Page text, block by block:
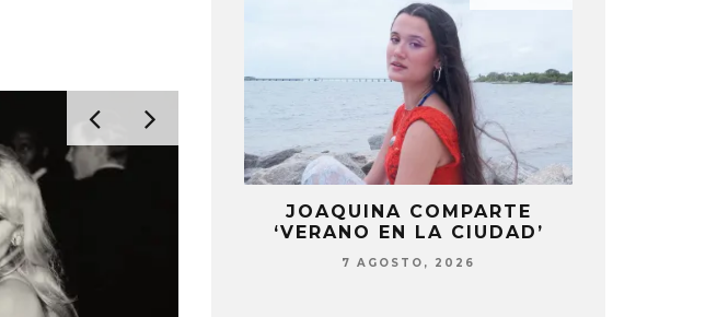
JOAQUINA COMPARTE
‘VERANO EN LA CIUDAD’
BLACKPINK ESTARÁ
PRESENTE EN SU
DEL 10º ANIVERSARIO